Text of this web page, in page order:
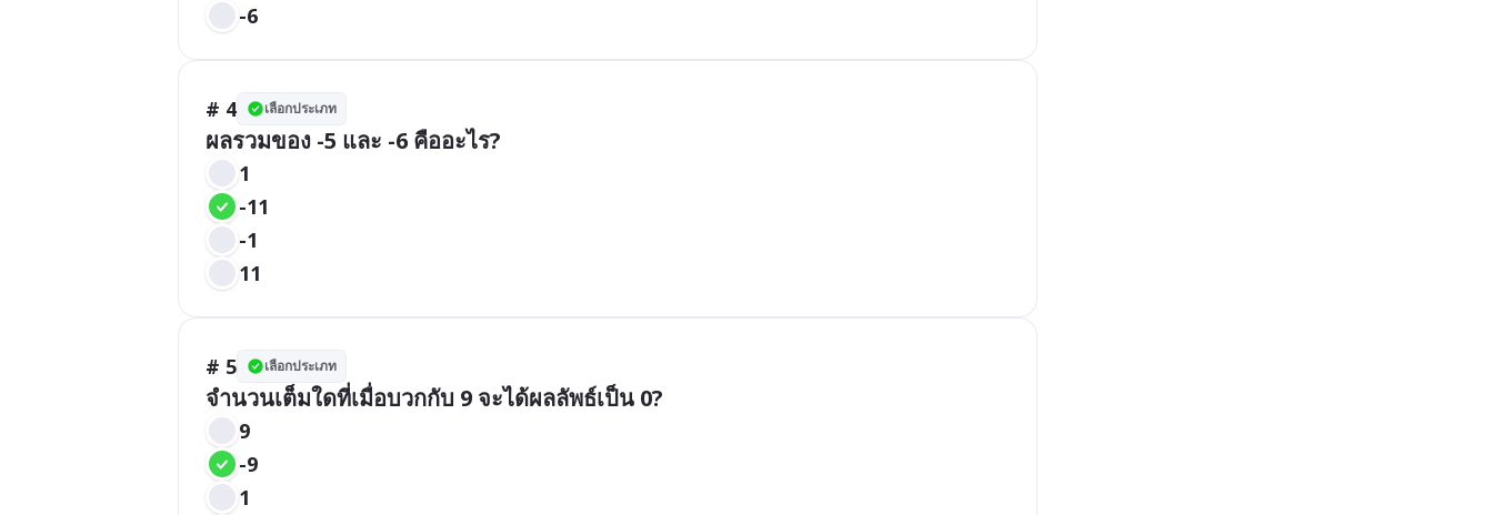
-6
# 4 เลือกประเภท
ผลรวมของ -5 และ -6 คืออะไร?
1
-11
-1
11
# 5 เลือกประเภท
จำนวนเต็มใดที่เมื่อบวกกับ 9 จะได้ผลลัพธ์เป็น 0?
9
-9
1